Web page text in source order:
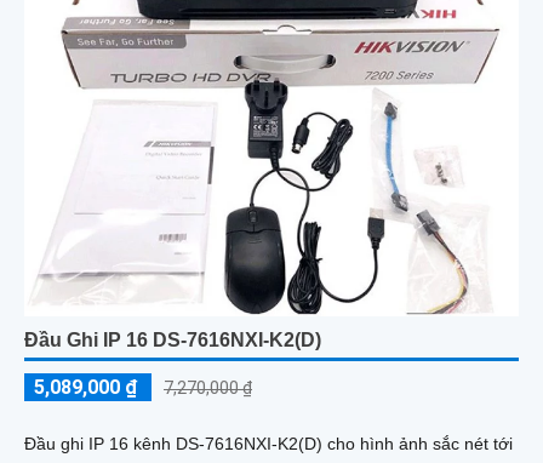
Đầu Ghi IP 16 DS-7616NXI-K2(D)
5,089,000 ₫ 7,270,000 ₫
Đầu ghi IP 16 kênh DS-7616NXI-K2(D) cho hình ảnh sắc nét tới